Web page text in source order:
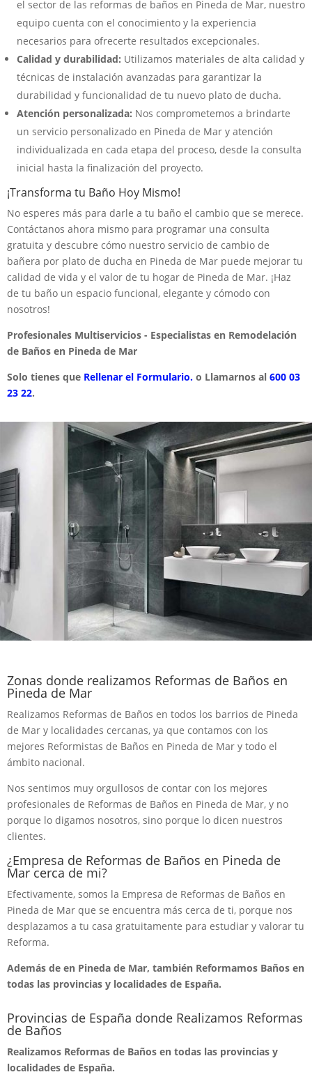
el sector de las reformas de baños en Pineda de Mar, nuestro
equipo cuenta con el conocimiento y la experiencia
necesarios para ofrecerte resultados excepcionales.
Calidad y durabilidad: Utilizamos materiales de alta calidad y
técnicas de instalación avanzadas para garantizar la
durabilidad y funcionalidad de tu nuevo plato de ducha.
Atención personalizada: Nos comprometemos a brindarte
un servicio personalizado en Pineda de Mar y atención
individualizada en cada etapa del proceso, desde la consulta
inicial hasta la finalización del proyecto.
¡Transforma tu Baño Hoy Mismo!
No esperes más para darle a tu baño el cambio que se merece.
Contáctanos ahora mismo para programar una consulta
gratuita y descubre cómo nuestro servicio de cambio de
bañera por plato de ducha en Pineda de Mar puede mejorar tu
calidad de vida y el valor de tu hogar de Pineda de Mar. ¡Haz
de tu baño un espacio funcional, elegante y cómodo con
nosotros!
Profesionales Multiservicios - Especialistas en Remodelación
de Baños en Pineda de Mar
Solo tienes que Rellenar el Formulario. o Llamarnos al 600 03
23 22.
Zonas donde realizamos Reformas de Baños en
Pineda de Mar
Realizamos Reformas de Baños en todos los barrios de Pineda
de Mar y localidades cercanas, ya que contamos con los
mejores Reformistas de Baños en Pineda de Mar y todo el
ámbito nacional.
Nos sentimos muy orgullosos de contar con los mejores
profesionales de Reformas de Baños en Pineda de Mar, y no
porque lo digamos nosotros, sino porque lo dicen nuestros
clientes.
¿Empresa de Reformas de Baños en Pineda de
Mar cerca de mi?
Efectivamente, somos la Empresa de Reformas de Baños en
Pineda de Mar que se encuentra más cerca de ti, porque nos
desplazamos a tu casa gratuitamente para estudiar y valorar tu
Reforma.
Además de en Pineda de Mar, también Reformamos Baños en
todas las provincias y localidades de España.
Provincias de España donde Realizamos Reformas
de Baños
Realizamos Reformas de Baños en todas las provincias y
localidades de España.